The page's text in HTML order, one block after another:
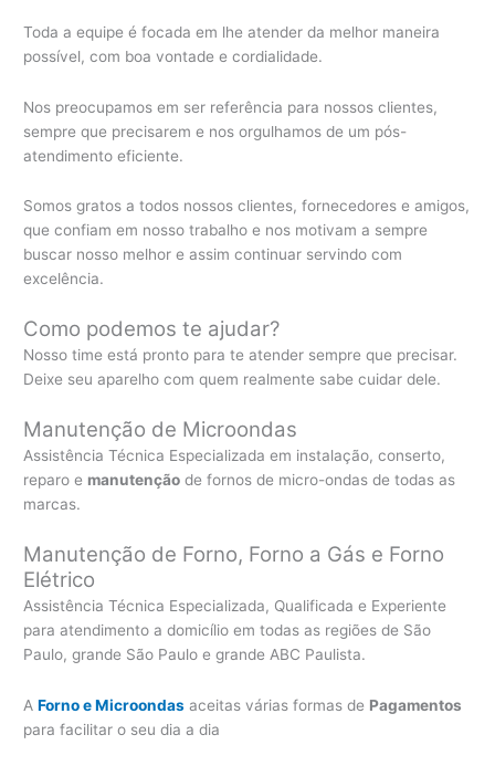
Toda a equipe é focada em lhe atender da melhor maneira
possível, com boa vontade e cordialidade.
Nos preocupamos em ser referência para nossos clientes,
sempre que precisarem e nos orgulhamos de um pós-
atendimento eficiente.
Somos gratos a todos nossos clientes, fornecedores e amigos,
que confiam em nosso trabalho e nos motivam a sempre
buscar nosso melhor e assim continuar servindo com
excelência.
Como podemos te ajudar?
Nosso time está pronto para te atender sempre que precisar.
Deixe seu aparelho com quem realmente sabe cuidar dele.
Manutenção de Microondas
Assistência Técnica Especializada em instalação, conserto,
reparo e manutenção de fornos de micro-ondas de todas as
marcas.
Manutenção de Forno, Forno a Gás e Forno
Elétrico
Assistência Técnica Especializada, Qualificada e Experiente
para atendimento a domicílio em todas as regiões de São
Paulo, grande São Paulo e grande ABC Paulista.
AForno e Microondas aceitas várias formas de Pagamentos
para facilitar o seu dia a dia